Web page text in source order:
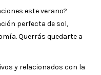
este verano?
perfecta de sol,
Querrás quedarte a
y relacionados con la